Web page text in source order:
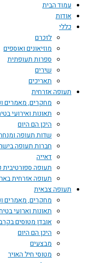
עמוד הבית
אודות
כללי
לזכרם
מוזיאונים ואוספים
ספרות תעופתית
שירים
תאריכים
תעופה אזרחית
מחקרים, מאמרים
תאונות ואירועי בטיחות
היכן הם היום
שדות תעופה ומנחתים
חברות תעופה בישראל
דאייה
תעופה ספורטיבית קלה
תעופה אזרחית בארץ
תעופה צבאית
מחקרים, מאמרים
תאונות וארועי בטיחות
אובדן מטוסים בקרב
היכן הם היום
מבצעים
מטוסי חיל האויר